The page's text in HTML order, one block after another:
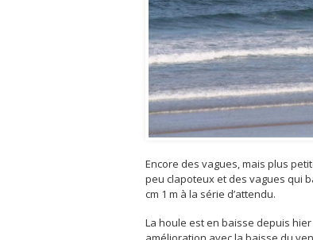
Encore des vagues, mais plus
peu clapoteux et des vagues qui
cm 1 m à la série d’attendu.
La houle est en baisse depuis